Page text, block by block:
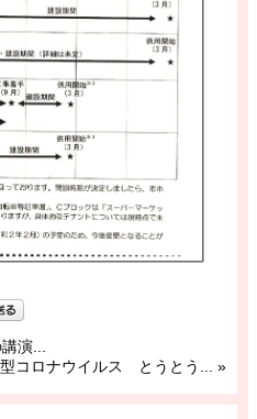
演...
コロナウイルス とうとう...
»